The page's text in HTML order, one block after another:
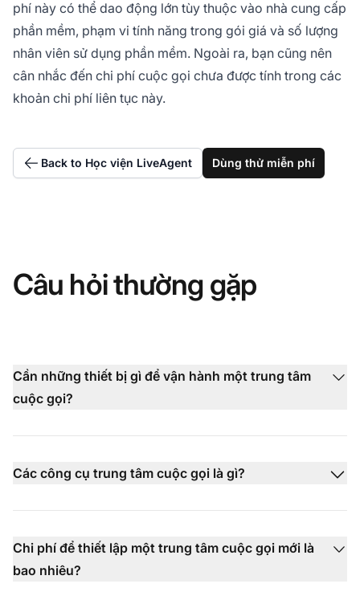
phí này có thể dao động lớn tùy thuộc vào nhà cung cấp
phần mềm, phạm vi tính năng trong gói giá và số lượng
nhân viên sử dụng phần mềm. Ngoài ra, bạn cũng nên
cân nhắc đến chi phí cuộc gọi chưa được tính trong các
khoản chi phí liên tục này.
Back to Học viện LiveAgent Dùng thử miễn phí
Câu hỏi thường gặp
Cần những thiết bị gì để vận hành một trung tâm
cuộc gọi?
Các công cụ trung tâm cuộc gọi là gì?
Chi phí để thiết lập một trung tâm cuộc gọi mới là
bao nhiêu?